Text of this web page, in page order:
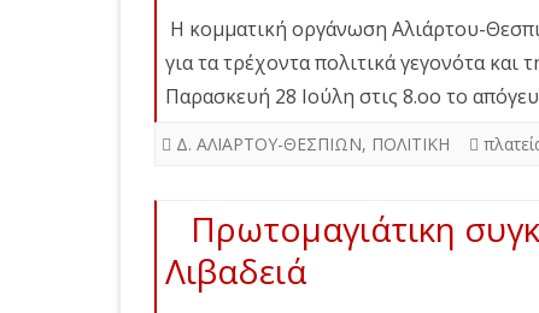
Η κομματική οργάνωση Αλιάρτου-
για τα τρέχοντα πολιτικά γεγονότα
Παρασκευή 28 Ιούλη στις 8.οο το
Δ. ΑΛΙΑΡΤΟΥ-ΘΕΣΠΙΩΝ, ΠΟΛΙΤΙΚΗ
Πρωτομαγιάτικη
Λιβαδειά